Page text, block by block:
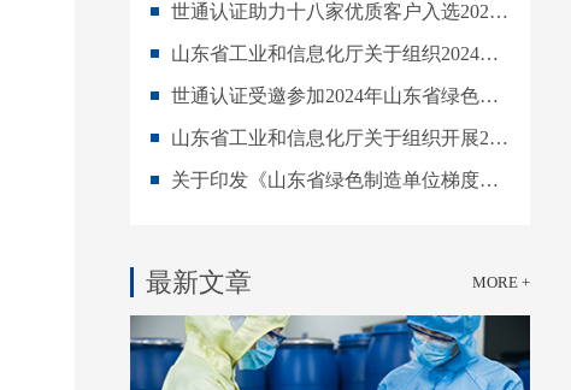
世通认证助力十八家优质客户入选202…东省绿色制造单位名单
山东省工业和信息化厅关于组织2024年国家层面 绿色制造单位申报工作的通知
世通认证受邀参加2024年山东省绿色制造培训交流会
山东省工业和信息化厅关于组织开展2024年度省级绿色制造单位申报工作的通知
关于印发《山东省绿色制造单位梯度培育及管理暂行办法》的通知
最新文章 MORE +